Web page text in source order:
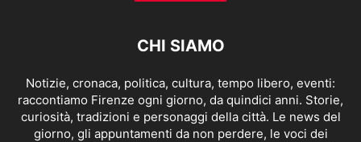
CHI SIAMO
Notizie, cronaca, politica, cultura, tempo libero, eventi:
raccontiamo Firenze ogni giorno, da quindici anni. Storie,
curiosità, tradizioni e personaggi della città. Le news del
giorno, gli appuntamenti da non perdere, le voci dei